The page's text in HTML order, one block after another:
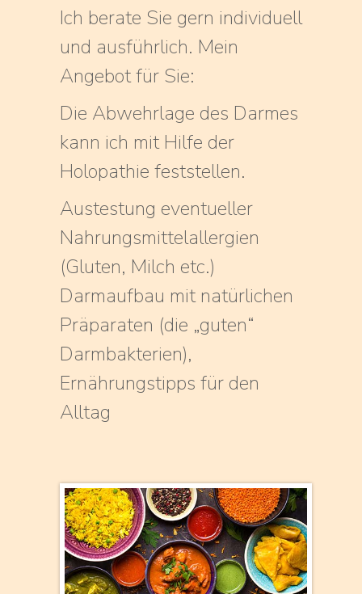
Ich berate Sie gern individuell
und ausführlich. Mein
Angebot für Sie:
Die Abwehrlage des Darmes
kann ich mit Hilfe der
Holopathie feststellen.
Austestung eventueller
Nahrungsmittelallergien
(Gluten, Milch etc.)
Darmaufbau mit natürlichen
Präparaten (die „guten“
Darmbakterien),
Ernährungstipps für den
Alltag